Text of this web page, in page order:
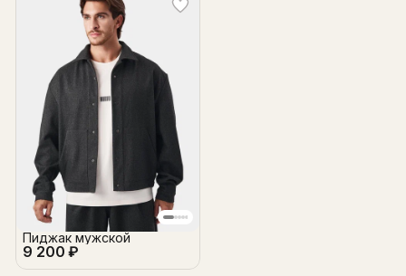
9 200 ₽
Пиджак мужской